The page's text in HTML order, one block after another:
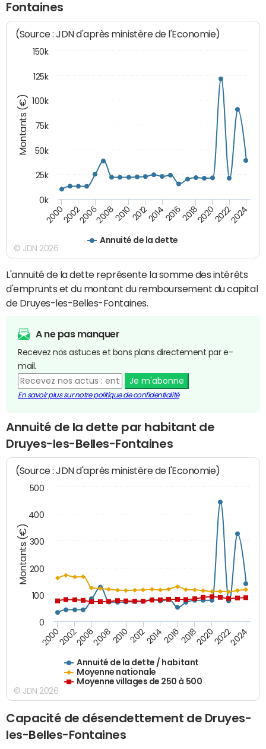
Fontaines
Montants (€)
(Source : JDN d'après ministère de l'Economie)
Annuité de la dette
200020022006200820102012201420162018202020222024
0k
25k
50k
75k
100k
125k
150k
© JDN 2026
L'annuité de la dette représente la somme des intérêts
d'emprunts et du montant du remboursement du capital
de Druyes-les-Belles-Fontaines.
A ne pas manquer
Recevez nos astuces et bons plans directement par e-
mail.
Je m'abonne
En savoir plus sur notre politique de confidentialité
Annuité de la dette par habitant de
Druyes-les-Belles-Fontaines
Montants (€)
(Source : JDN d'après ministère de l'Economie)
Annuité de la dette / habitant
Moyenne nationale
Moyenne villages de 250 à 500
200020022006200820102012201420162018202020222024
0
100
200
300
400
500
© JDN 2026
Capacité de désendettement de Druyes-
les-Belles-Fontaines